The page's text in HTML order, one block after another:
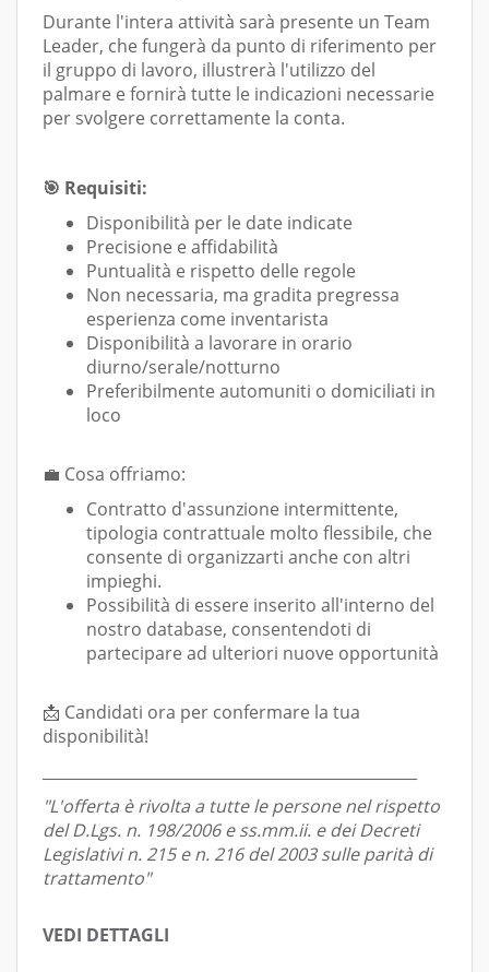
Durante l'intera attività sarà presente un Team
Leader, che fungerà da punto di riferimento per
il gruppo di lavoro, illustrerà l'utilizzo del
palmare e fornirà tutte le indicazioni necessarie
per svolgere correttamente la conta.
🎯 Requisiti:
Disponibilità per le date indicate
Precisione e affidabilità
Puntualità e rispetto delle regole
Non necessaria, ma gradita pregressa
esperienza come inventarista
Disponibilità a lavorare in orario
diurno/serale/notturno
Preferibilmente automuniti o domiciliati in
loco
💼 Cosa offriamo:
Contratto d'assunzione intermittente,
tipologia contrattuale molto flessibile, che
consente di organizzarti anche con altri
impieghi.
Possibilità di essere inserito all'interno del
nostro database, consentendoti di
partecipare ad ulteriori nuove opportunità
📩 Candidati ora per confermare la tua
disponibilità!
"L'offerta è rivolta a tutte le persone nel rispetto
del D.Lgs. n. 198/2006 e ss.mm.ii. e dei Decreti
Legislativi n. 215 e n. 216 del 2003 sulle parità di
trattamento"
VEDI DETTAGLI